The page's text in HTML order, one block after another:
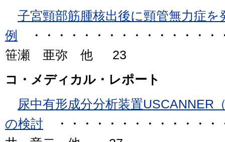
子宮頸部筋腫核出後に頸管無力症を
例
・・・・・・・・・・・・・・
笹瀬 亜弥 他 23
コ・メディカル・レポート
尿中有形成分分析装置USCANNER
の検討 ・・・・・・・・・・・・